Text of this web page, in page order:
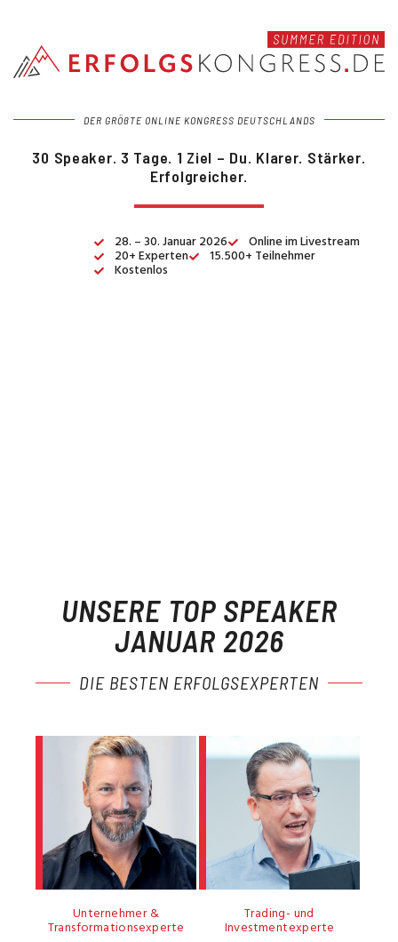
DER GRÖßTE ONLINE KONGRESS DEUTSCHLANDS
30 Speaker. 3 Tage. 1 Ziel – Du. Klarer. Stärker.
Erfolgreicher.
28. – 30. Januar 2026 Online im Livestream
20+ Experten 15.500+ Teilnehmer
Kostenlos
UNSERE TOP SPEAKER
JANUAR 2026
DIE BESTEN ERFOLGSEXPERTEN
Unternehmer &
Transformationsexperte
Trading- und
Investmentexperte